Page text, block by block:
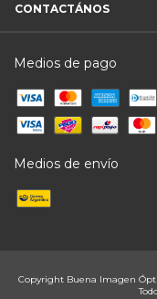
CONTACTÁNOS
Medios de pago
Medios de envío
Copyright Buena Imagen